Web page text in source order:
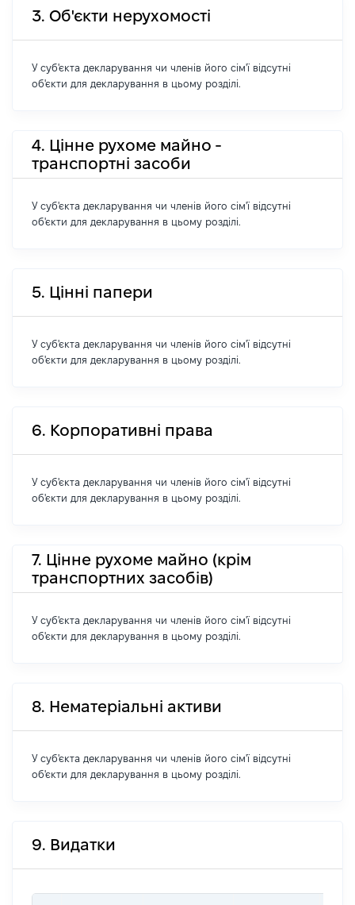
3. Об'єкти нерухомості
У суб'єкта декларування чи членів його сім'ї відсутні
об'єкти для декларування в цьому розділі.
4. Цінне рухоме майно -
транспортні засоби
У суб'єкта декларування чи членів його сім'ї відсутні
об'єкти для декларування в цьому розділі.
5. Цінні папери
У суб'єкта декларування чи членів його сім'ї відсутні
об'єкти для декларування в цьому розділі.
6. Корпоративні права
У суб'єкта декларування чи членів його сім'ї відсутні
об'єкти для декларування в цьому розділі.
7. Цінне рухоме майно (крім
транспортних засобів)
У суб'єкта декларування чи членів його сім'ї відсутні
об'єкти для декларування в цьому розділі.
8. Нематеріальні активи
У суб'єкта декларування чи членів його сім'ї відсутні
об'єкти для декларування в цьому розділі.
9. Видатки